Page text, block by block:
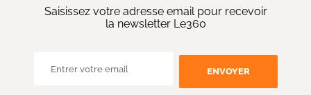
Saisissez votre adresse email pour recevoir
la newsletter Le360
ENVOYER